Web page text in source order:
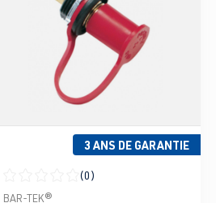
3 ANS DE GARANTIE
Note moyenne de 0 sur 5 étoiles
(0)
BAR-TEK®